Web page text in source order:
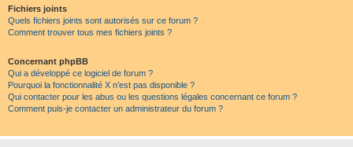
Fichiers joints
Quels fichiers joints sont autorisés sur ce forum ?
Comment trouver tous mes fichiers joints ?
Concernant phpBB
Qui a développé ce logiciel de forum ?
Pourquoi la fonctionnalité X n’est pas disponible ?
Qui contacter pour les abus ou les questions légales concernant ce forum ?
Comment puis-je contacter un administrateur du forum ?